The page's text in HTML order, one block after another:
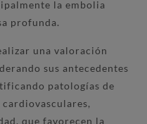
la embolia
profunda.
una valoración
sus antecedentes
patologías de
cardiovasculares,
que favorecen la